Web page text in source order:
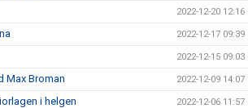
2022-12-20 12:16
2022-12-17 09:39
2022-12-15 09:03
Max Broman 2022-12-09 14:07
i helgen 2022-12-06 11:57